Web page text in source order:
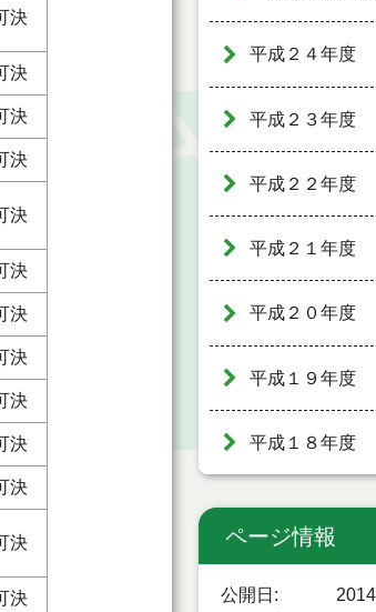
決
決
決
決
決
決
決
決
決
決
決
決
決
平成２４年度
平成２３年度
平成２２年度
平成２１年度
平成２０年度
平成１９年度
平成１８年度
ページ情報
公開日